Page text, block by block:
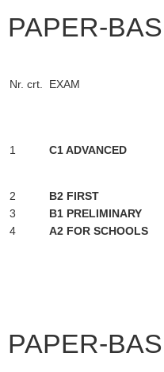
PAPER-
Nr. crt. EXAM
1 C1 ADVANCED
2 B2 FIRST
3
B1 PRELIMINARY
4
A2 FOR SCHOOLS
PAPER-